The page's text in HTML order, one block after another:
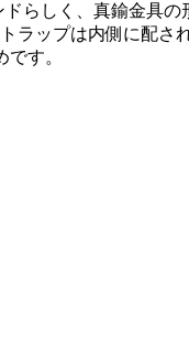
らしく、真鍮金具の
ラップは内側に配さ
す。